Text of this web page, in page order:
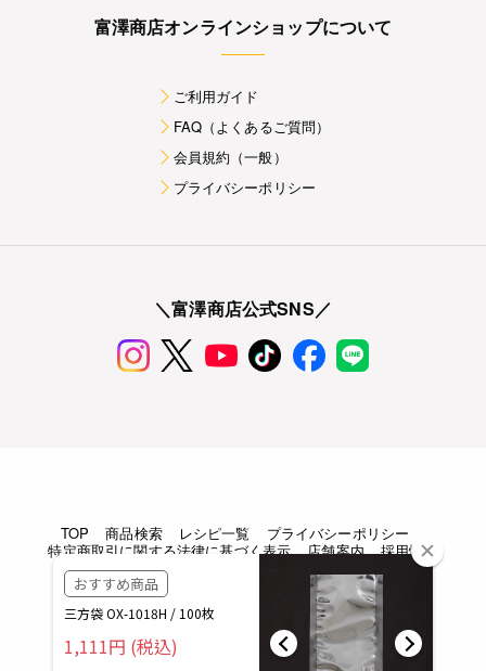
富澤商店オンラインショップについて
ご利用ガイド
FAQ（よくあるご質問）
会員規約（一般）
プライバシーポリシー
＼富澤商店公式SNS／
TOP 商品検索 レシピ一覧
プライバシーポリシー
特定商取引に関する法律に基づく表示
店舗案内 採用情報
Copyright © TOMIZAWA SHOUTEN All rights reserved.